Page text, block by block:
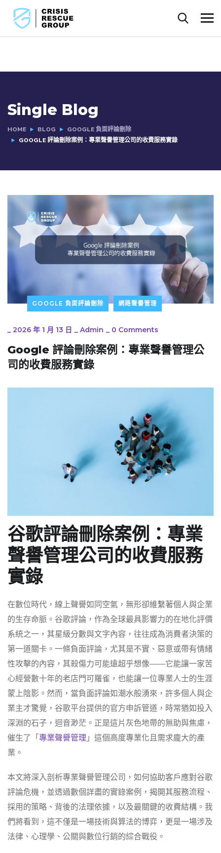
Single Blog
HOME BLOG
GOOGLE 負面評論刪除
GOOGLE 評論刪除案例：專業聲譽管理公司的收費服務實錄
GOOGLE 負面評論刪除 網路聲譽管理
_ 2026 年 1 月 13 日 _ Admin _ 0 Comments
Google 評論刪除案例：專業聲譽管理公
司的收費服務實錄
谷歌評論刪除案例：專業
聲譽管理公司的收費服務
實錄
在數位時代，線上聲譽如同空氣，無形卻維繫著個人與企業
的生存命脈。谷歌評論，作為全球最具影響力的在地化評價
系統之一，其星級分數與文字內容，往往成為消費者決策的
第一道關卡。一條負面評論，尤其是不實、惡意或帶有情緒
性攻擊的內容，其殺傷力可能遠超乎想像——它能讓一家苦
心經營數十年的老店門可羅雀，也能讓一位專業人士的生涯
蒙上陰影。然而，當負面評論如潮水般湧來，許多個人與企
業主才驚覺，谷歌平台提供的官方申訴管道，時常猶如投入
深淵的石子，迴音渺茫。正是這片灰色地帶的無助與焦慮，
催生了「專業聲譽管理」這個高度專業化且需求龐大的產
業。
本文將深入剖析專業聲譽管理公司，如何協助客戶應對谷歌
評論危機，並透過數個詳盡的實錄案例，揭開其服務流程、
採用的策略、背後的法理依據，以及最關鍵的收費結構。我
們將看到，這不僅是一場技術與算法的博弈，更是一場涉及
法律、心理學、公關與數位行銷的綜合戰役。